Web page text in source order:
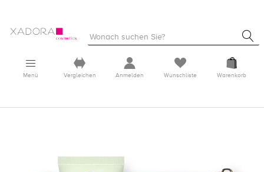
Menü Vergleichen Anmelden Wunschliste Warenkorb